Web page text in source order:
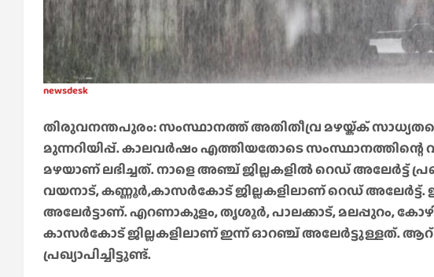
newsdesk
തിരുവനന്തപുരം: സംസ്ഥാനത്ത് അതിതീവ്ര മഴയ്ക്ക്
മുന്നറിയിപ്പ്. കാലവര്‍ഷം എത്തിയതോടെ സംസ്ഥാനത്തിന്റെ
മഴയാണ് ലഭിച്ചത്. നാളെ അഞ്ച് ജില്ലകളില്‍ റെഡ് അലേര്‍ട്ട്
വയനാട്, കണ്ണൂര്‍,കാസര്‍കോട് ജില്ലകളിലാണ് റെഡ് അലേര്‍ട്ട്.
അലേര്‍ട്ടാണ്. എറണാകുളം, തൃശൂര്‍, പാലക്കാട്, മലപ്പുറം,
കാസര്‍കോട് ജില്ലകളിലാണ് ഇന്ന് ഓറഞ്ച് അലേര്‍ട്ടുള്ളത്. ആറ്
പ്രഖ്യാപിച്ചിട്ടുണ്ട്.